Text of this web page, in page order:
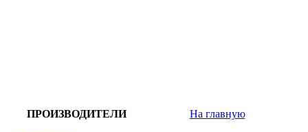
ПРОИЗВОДИТЕЛИ На главную